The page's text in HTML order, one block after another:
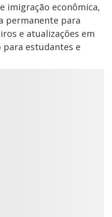
imigração econômica,
permanente para
e atualizações em
estudantes e